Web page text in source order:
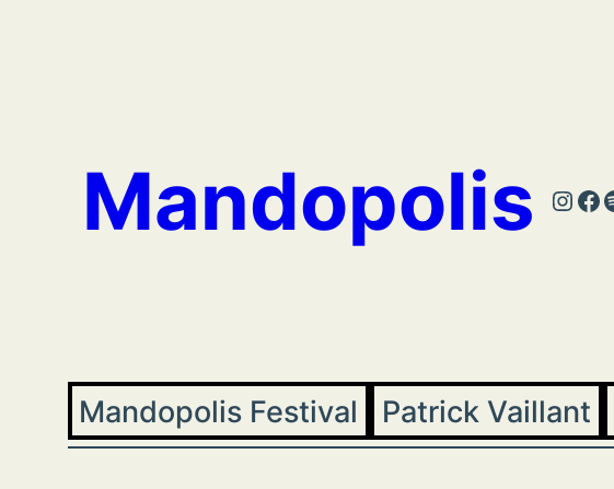
Mandopolis
Mandopolis Festival Patrick Vaillant